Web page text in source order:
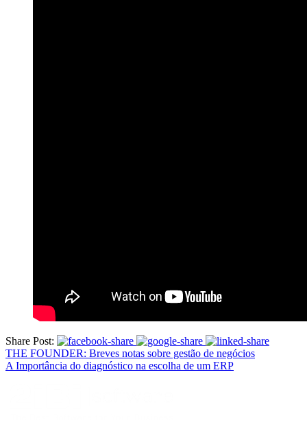
Share Post:
THE FOUNDER: Breves notas sobre gestão de negócios
A Importância do diagnóstico na escolha de um ERP